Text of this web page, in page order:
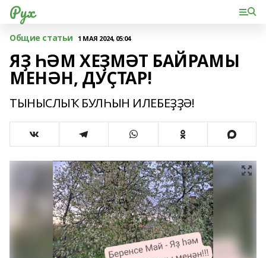
Рух
Общие статьи 1 МАЯ 2024, 05:04
ЯҘ ҺӘМ ХЕҘМӘТ БАЙРАМЫ
МЕНӘН, ДУҪТАР!
ТЫНЫСЛЫҠ БУЛҺЫН ИЛЕБЕҘҘӘ!